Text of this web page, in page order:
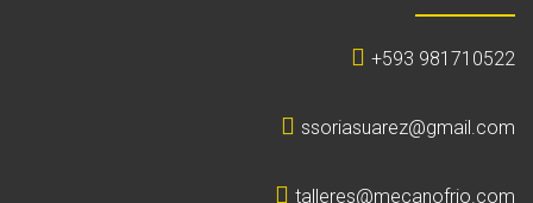
+593 981710522
ssoriasuarez@gmail.com
talleres@mecanofrio.com